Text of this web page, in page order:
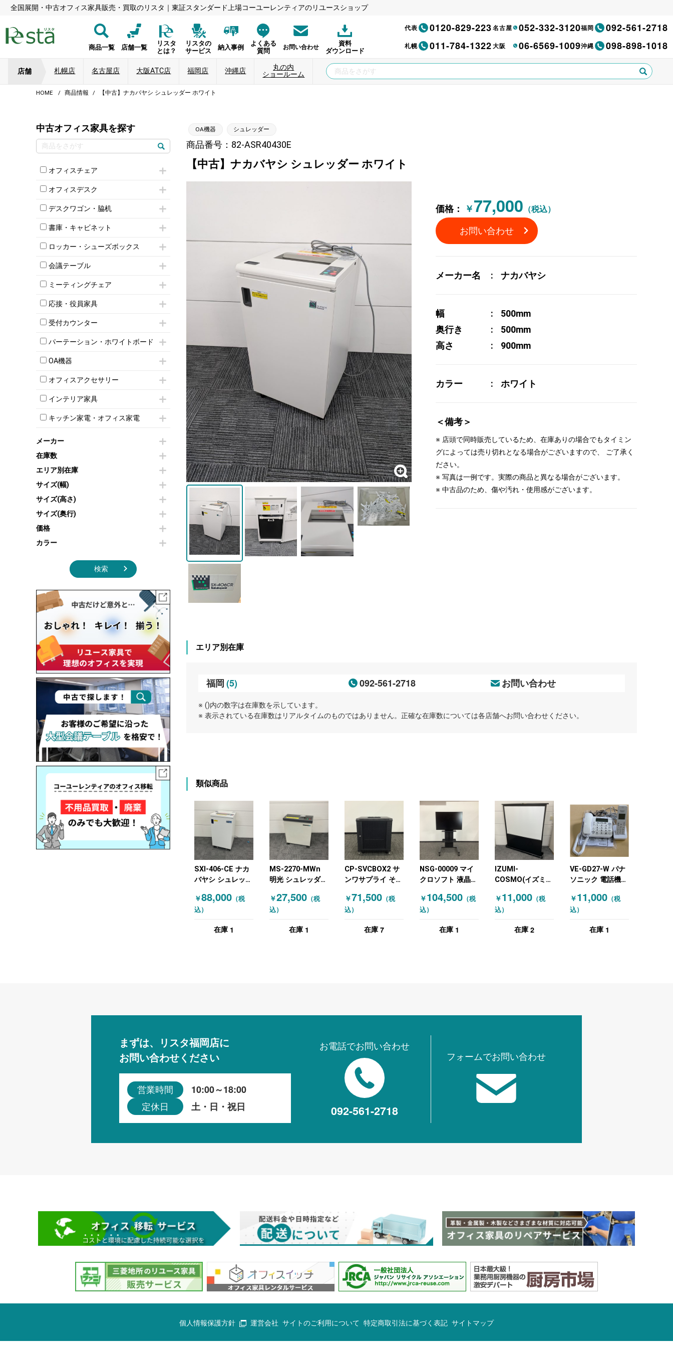
全国展開・中古オフィス家具販売・買取のリスタ｜東証スタンダード上場コーユーレンティアのリユースショップ
商品一覧 店舗一覧
リスタ
とは？
リスタの
サービス
納入事例
よくある
質問
お問い合わせ
資料
ダウンロード
代表 0120-829-223名古屋 052-332-3120福岡 092-561-2718
札幌 011-784-1322大阪 06-6569-1009沖縄 098-898-1018
店舗 札幌店 名古屋店 大阪ATC店 福岡店 沖縄店
丸の内
ショールーム
HOME 商品情報 【中古】ナカバヤシ シュレッダー ホワイト
中古オフィス家具を探す
オフィスチェア
肘付きチェア
肘無しチェア
役員チェア
オフィスチェアその他
オフィスデスク
片袖机
フリーアドレスデスク（ベンチデスク）
昇降デスク
両袖机
デスクワゴン・脇机
インワゴン2段
インワゴン3段
脇机
書庫・キャビネット
ハイキャビネット
ローキャビネット
両開きキャビネット
上下連結キャビネット
軽量ラック（スチールラック）
収納家具その他
オープン書庫
両開書庫
引き違い書庫
ロッカー・シューズボックス
1人用ロッカー
2人用ロッカー
3人用ロッカー
5人用ロッカー
8人用ロッカー
多人数ロッカー
シリンダー錠ロッカー
ダイヤル錠ロッカー
ボタン錠ロッカー
シューズロッカー・下駄箱
ロッカーその他
会議テーブル
ミーティングテーブル
スタッキングテーブル
ネスティングテーブル
カウンターテーブル
T字脚テーブル
会議テーブルW1200～
会議テーブルW1800～
折りたたみ会議テーブル
ハイテーブル
ミーティングチェア
キャスター付きミーティングチェア
スタッキングミーティングチェア
テーブル付きミーティングチェア
折りたたみミーティングチェア
ハイチェア
ミーティングチェアその他
応接・役員家具
応接セット
応接ソファ
応接チェア
応接・役員家具その他
受付カウンター
ハイカウンター
ローカウンター
ラウンジカウンター
パーテーション・ホワイトボード
パーテーション
自立タイプパーテーション
パーテーションその他
壁掛けホワイトボード
ホワイトボードその他
OA機器
iPad
電話機（ビジネスフォン）
シュレッダー
スクリーン
プリンター・コピー機
オフィスアクセサリー
チェア用台車
演台・講演台・演説台
防音パネル
コートハンガー・ポールハンガー
傘立て
食器棚・キッチンキャビネット
オフィスアクセサリーその他
インテリア家具
モールドチェア
ダイニングチェア
カウンターテーブル
センターテーブル・サイドテーブル
カフェテーブル
ソファ
シェルフ
ダストボックス（ゴミ箱）
インテリア家具その他
キッチン家電・オフィス家電
冷蔵庫・洗濯機
空気清浄機・加湿器
電子レンジ
液晶テレビ・モニター類
エアコン
照明機器
季節家電
その他キッチン家電・オフィス家電
メーカー
在庫数
エリア別在庫
サイズ(幅)
サイズ(高さ)
サイズ(奥行)
価格
カラー
検索
OA機器 シュレッダー
商品番号：82-ASR40430E
【中古】ナカバヤシ シュレッダー ホワイト
価格： ￥77,000 （税込）
お問い合わせ
メーカー名 ナカバヤシ
幅
500mm
奥行き
500mm
高さ
900mm
カラー ホワイト
＜備考＞
※ 店頭で同時販売しているため、在庫ありの場合でもタイミン
グによっては売り切れとなる場合がございますので、 ご了承く
ださい。
※ 写真は一例です。実際の商品と異なる場合がございます。
※ 中古品のため、傷や汚れ・使用感がございます。
エリア別在庫
福岡 (5) 092-561-2718 お問い合わせ
※ ()内の数字は在庫数を示しています。
※ 表示されている在庫数はリアルタイムのものではありません。正確な在庫数については各店舗へお問い合わせください。
類似商品
SXI-406-CE ナカ
バヤシ シュレッダ
￥88,000 （税
込）
在庫 1
MS-2270-MWn
明光 シュレッダー
￥27,500（税
込）
在庫 1
CP-SVCBOX2 サ
ンワサプライ その
サーバーラック19
インチ未開封 ブラ
￥71,500（税
込）
在庫 7
NSG-00009 マイ
クロソフト 液晶モ
レイ デジタルホワ
イトボード
50インチ ブラック
￥104,500（税
込）
在庫 1
IZUMI-
COSMO(イズミコ
自立型 ブラック
ホワイト
￥11,000（税
込）
在庫 2
VE-GD27-W パナ
ソニック 電話機
ン） 電話機(子機
付) ホワイト
￥11,000（税
込）
在庫 1
まずは、リスタ福岡店に
お問い合わせください
営業時間 10:00～18:00
定休日 土・日・祝日
お電話でお問い合わせ
092-561-2718
フォームでお問い合わせ
個人情報保護方針 運営会社 サイトのご利用について 特定商取引法に基づく表記 サイトマップ